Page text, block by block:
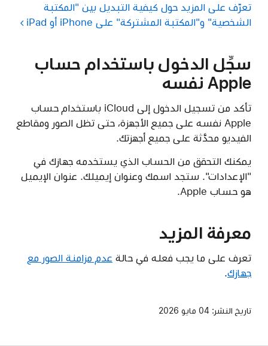
تعرّف على المزيد حول كيفية التبديل بين "المكتبة
الشخصية" و"المكتبة المشتركة" على iPhone أو iPad
سجِّل الدخول باستخدام حساب
Apple نفسه
تأكد من تسجيل الدخول إلى iCloud باستخدام حساب
Apple نفسه على جميع الأجهزة، حتى تظل الصور ومقاطع
الفيديو محدَّثة على جميع أجهزتك.
يمكنك التحقق من الحساب الذي يستخدمه جهازك في
"الإعدادات". ستجد اسمك وعنوان إيميلك. عنوان الإيميل
هو حساب Apple.
معرفة المزيد
تعرف على ما يجب فعله في حالة عدم مزامنة الصور مع
جهازك.
تاريخ النشر: 04 مايو 2026